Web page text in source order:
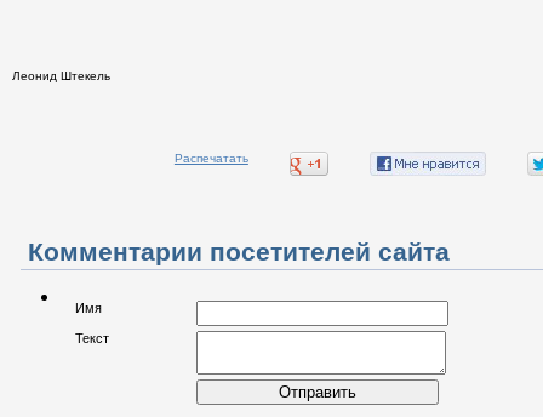
Леонид Штекель
Распечатать
Комментарии посетителей сайта
Имя
Текст
Отправить